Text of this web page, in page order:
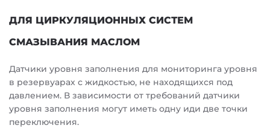
ДЛЯ ЦИРКУЛЯЦИОННЫХ СИСТЕМ
СМАЗЫВАНИЯ МАСЛОМ
Датчики уровня заполнения для мониторинга уровня
в резервуарах с жидкостью, не находящихся под
давлением. В зависимости от требований датчики
уровня заполнения могут иметь одну иди две точки
переключения.